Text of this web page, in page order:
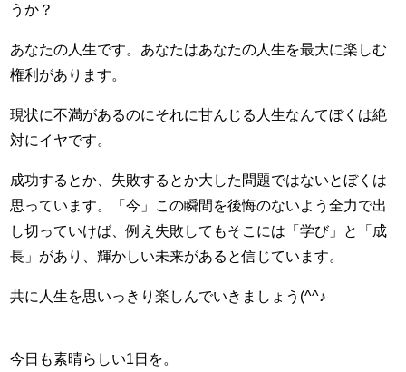
うか？
あなたの人生です。あなたはあなたの人生を最大に楽しむ
権利があります。
現状に不満があるのにそれに甘んじる人生なんてぼくは絶
対にイヤです。
成功するとか、失敗するとか大した問題ではないとぼくは
思っています。「今」この瞬間を後悔のないよう全力で出
し切っていけば、例え失敗してもそこには「学び」と「成
長」があり、輝かしい未来があると信じています。
共に人生を思いっきり楽しんでいきましょう(^^♪
今日も素晴らしい1日を。